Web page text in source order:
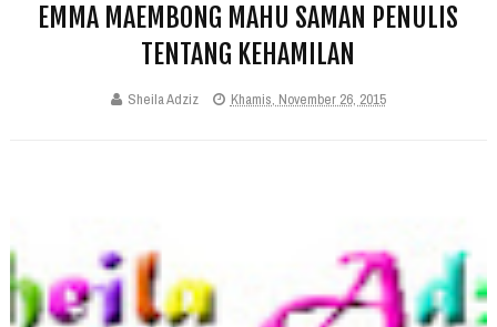
EMMA MAEMBONG MAHU SAMAN PENULIS
TENTANG KEHAMILAN
Sheila Adziz Khamis, November 26, 2015